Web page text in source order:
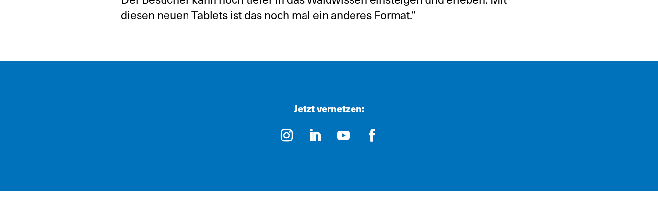
diesen neuen Tablets ist das noch mal ein anderes Format.“
Jetzt vernetzen: